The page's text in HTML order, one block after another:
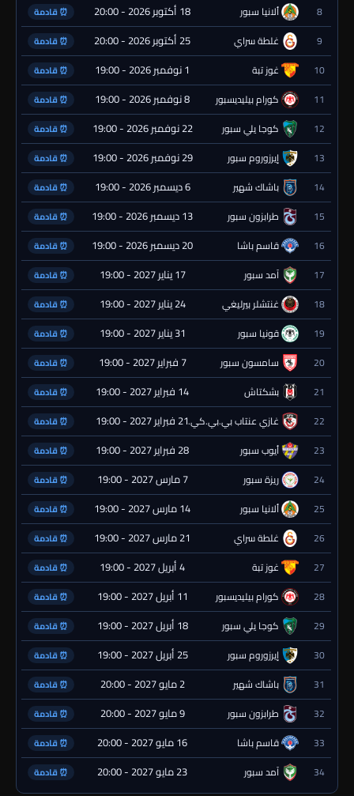
8 ألانيا سبور 18 أكتوبر 2026 - 20:00 ⏰ قادمة
9 غلطة سراي 25 أكتوبر 2026 - 20:00 ⏰ قادمة
10 غوز تبة 1 نوفمبر 2026 - 19:00 ⏰ قادمة
11 كورام بيليديسبور 8 نوفمبر 2026 - 19:00 ⏰ قادمة
12 كوجا يلي سبور 22 نوفمبر 2026 - 19:00 ⏰ قادمة
13 إيرزوروم سبور 29 نوفمبر 2026 - 19:00 ⏰ قادمة
14 باشاك شهير 6 ديسمبر 2026 - 19:00 ⏰ قادمة
15 طرابزون سبور 13 ديسمبر 2026 - 19:00 ⏰ قادمة
16 قاسم باشا 20 ديسمبر 2026 - 19:00 ⏰ قادمة
17 آمد سبور 17 يناير 2027 - 19:00 ⏰ قادمة
18 غنتشلر بيرليغي 24 يناير 2027 - 19:00 ⏰ قادمة
19 قونيا سبور 31 يناير 2027 - 19:00 ⏰ قادمة
20 سامسون سبور 7 فبراير 2027 - 19:00 ⏰ قادمة
21 بشكتاش 14 فبراير 2027 - 19:00 ⏰ قادمة
22 غازي عنتاب بي.بي.كي.21 فبراير 2027 - 19:00 ⏰ قادمة
23 أيوب سبور 28 فبراير 2027 - 19:00 ⏰ قادمة
24 ريزة سبور 7 مارس 2027 - 19:00 ⏰ قادمة
25 ألانيا سبور 14 مارس 2027 - 19:00 ⏰ قادمة
26 غلطة سراي 21 مارس 2027 - 19:00 ⏰ قادمة
27 غوز تبة 4 أبريل 2027 - 19:00 ⏰ قادمة
28 كورام بيليديسبور 11 أبريل 2027 - 19:00 ⏰ قادمة
29 كوجا يلي سبور 18 أبريل 2027 - 19:00 ⏰ قادمة
30 إيرزوروم سبور 25 أبريل 2027 - 19:00 ⏰ قادمة
31 باشاك شهير 2 مايو 2027 - 20:00 ⏰ قادمة
32 طرابزون سبور 9 مايو 2027 - 20:00 ⏰ قادمة
33 قاسم باشا 16 مايو 2027 - 20:00 ⏰ قادمة
34 آمد سبور 23 مايو 2027 - 20:00 ⏰ قادمة